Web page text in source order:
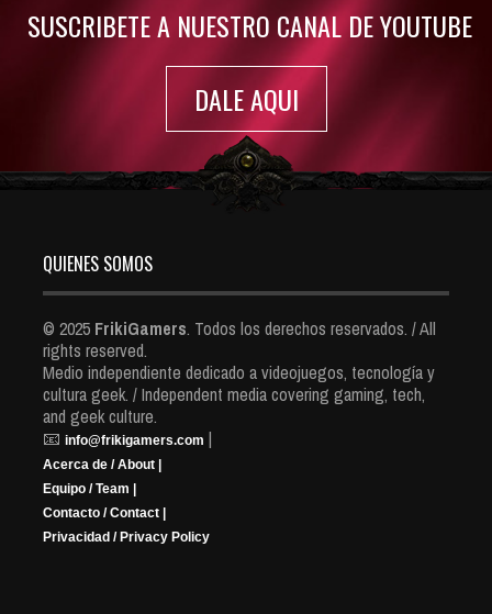
SUSCRIBETE A NUESTRO CANAL DE YOUTUBE
DALE AQUI
QUIENES SOMOS
© 2025 FrikiGamers. Todos los derechos reservados. / All
rights reserved.
Medio independiente dedicado a videojuegos, tecnología y
cultura geek. / Independent media covering gaming, tech,
and geek culture.
📧 info@frikigamers.com |
Acerca de / About |
Equipo / Team |
Contacto / Contact |
Privacidad / Privacy Policy